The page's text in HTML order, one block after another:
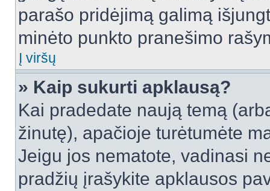
parašo pridėjimą galimą
minėto punkto pranešimo
Į viršų
» Kaip sukurti apklausą?
Kai pradedate naują temą
žinutę), apačioje turėtumėte
Jeigu jos nematote, vadinasi
pradžių įrašykite apklausos